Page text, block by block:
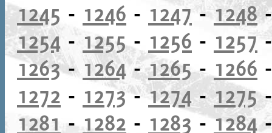
1245 - 1246 - 1247-1248
1254 - 1255- 1256 - 1257
1263- 1264-1265- 1266
1272 - 1273-1274-1275
1281 - 1282 - 1283 -1284